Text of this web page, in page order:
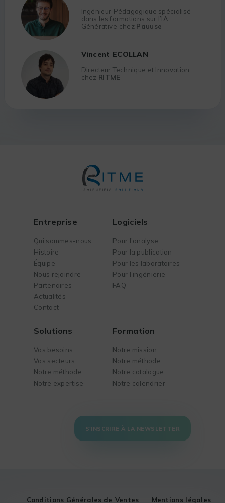
Ingénieur Pédagogique spécialisé
dans les formations sur l’IA
Générative chez Pauuse
Vincent ECOLLAN
Directeur Technique et Innovation
chez RITME
Entreprise
Qui sommes-nous
Histoire
Équipe
Nous rejoindre
Partenaires
Actualités
Contact
Logiciels
Pour l’analyse
Pour la publication
Pour les laboratoires
Pour l’ingénierie
FAQ
Solutions
Vos besoins
Vos secteurs
Notre méthode
Notre expertise
Formation
Notre mission
Notre méthode
Notre catalogue
Notre calendrier
S'INSCRIRE À LA NEWSLETTER
Conditions Générales de Ventes Mentions légales